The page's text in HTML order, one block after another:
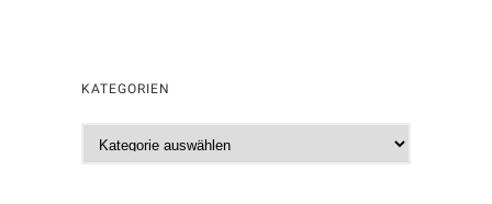
KATEGORIEN
a